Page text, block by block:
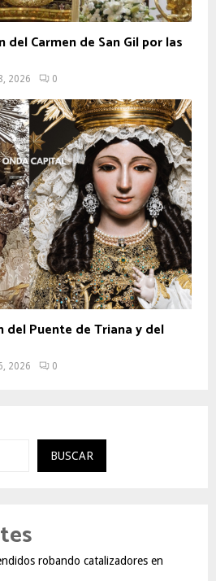
del Carmen de San Gil por las
2026 0
del Puente de Triana y del
2026 0
BUSCAR
robando catalizadores en